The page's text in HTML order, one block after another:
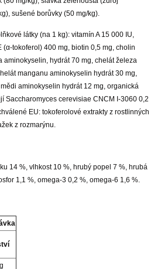
sušené borůvky (50 mg/kg).
látky (na 1 kg): vitamín A 15 000 IU,
(α-tokoferol) 400 mg, biotin 0,5 mg, cholin
aminokyselin, hydrát 70 mg, chelát železa
manganu aminokyselin hydrát 30 mg,
aminokyselin hydrát 12 mg, organická
Saccharomyces cerevisiae CNCM I-3060 0,2
EU: tokoferolové extrakty z rostlinných
z rozmarýnu.
14 %, vlhkost 10 %, hrubý popel 7 %, hrubá
1,1 %, omega-3 0,2 %, omega-6 1,6 %.